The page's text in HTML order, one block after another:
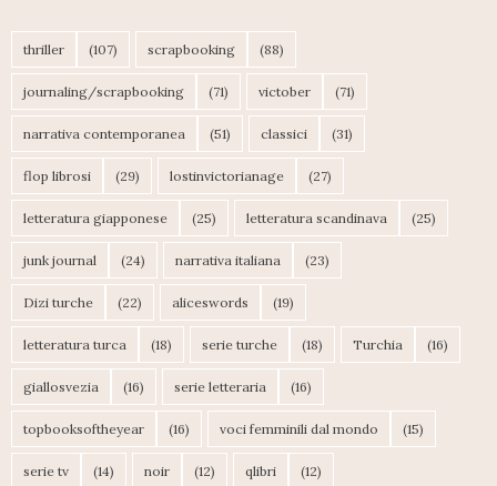
thriller (107) scrapbooking (88)
journaling/scrapbooking (71) victober (71)
narrativa contemporanea (51) classici (31)
flop librosi (29) lostinvictorianage (27)
letteratura giapponese (25) letteratura scandinava (25)
junk journal (24) narrativa italiana (23)
Dizi turche (22) aliceswords (19)
letteratura turca (18) serie turche (18) Turchia (16)
giallosvezia (16) serie letteraria (16)
topbooksoftheyear (16) voci femminili dal mondo (15)
serie tv (14) noir (12) qlibri (12)